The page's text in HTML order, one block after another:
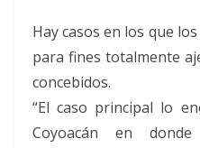
Hay casos en los que
para fines totalmente
concebidos.
“El caso principal lo
Coyoacán en